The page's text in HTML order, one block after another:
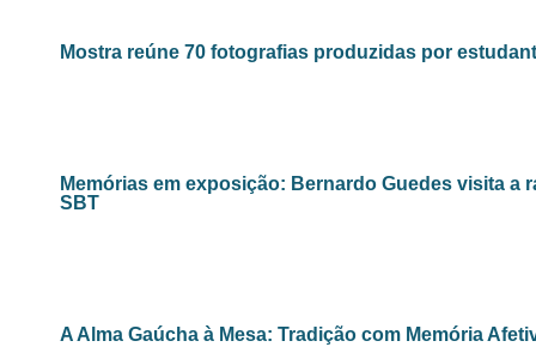
Mostra reúne 70 fotografias produzidas por
Memórias em exposição: Bernardo Guedes visita
SBT
A Alma Gaúcha à Mesa: Tradição com Memória